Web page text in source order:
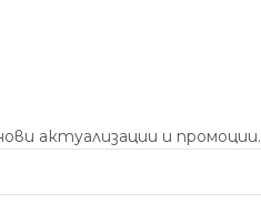
актуализации и промоции.